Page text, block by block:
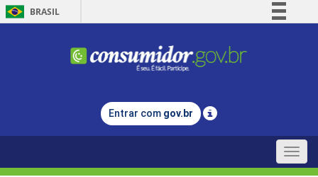
BRASIL
Comunica BR
Legislação
Entrar com gov.br
Toggle